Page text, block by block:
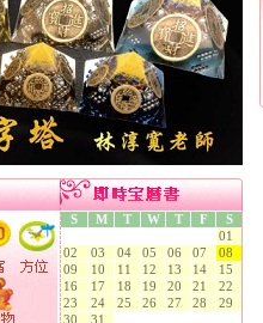
S M T W T F
S
01
02
03 04 05 06 07
08
09
10 11 12 13 14
15
16
17 18 19 20 21
22
23
24 25 26 27 28
29
30
31